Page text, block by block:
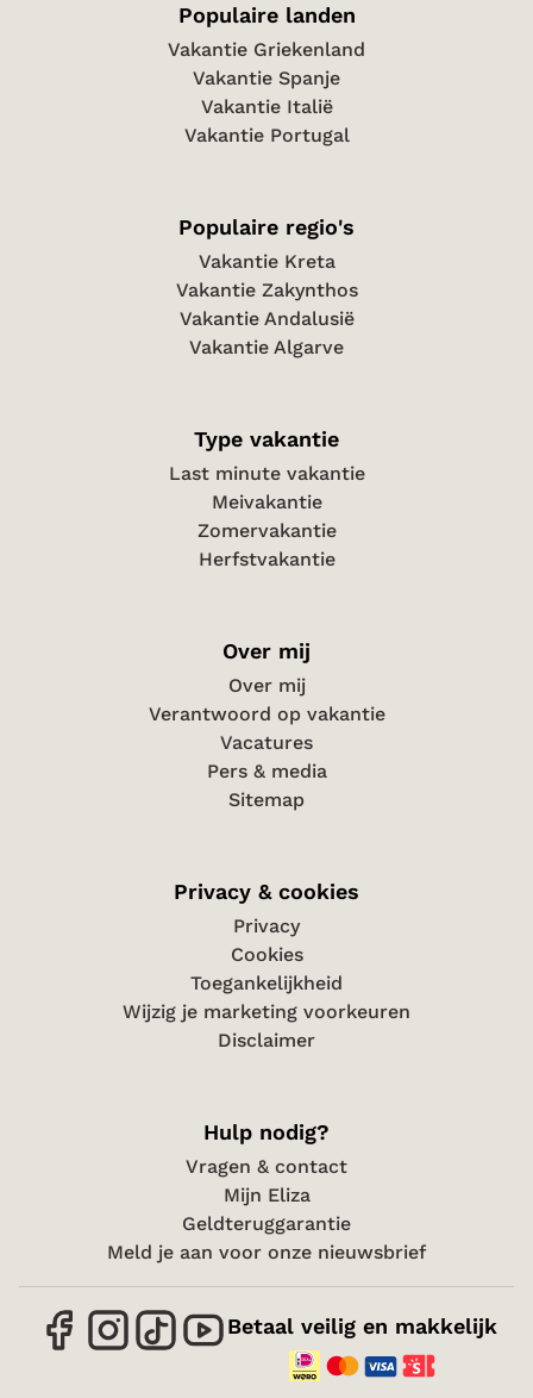
Populaire landen
Vakantie Griekenland
Vakantie Spanje
Vakantie Italië
Vakantie Portugal
Populaire regio's
Vakantie Kreta
Vakantie Zakynthos
Vakantie Andalusië
Vakantie Algarve
Type vakantie
Last minute vakantie
Meivakantie
Zomervakantie
Herfstvakantie
Over mij
Over mij
Verantwoord op vakantie
Vacatures
Pers & media
Sitemap
Privacy & cookies
Privacy
Cookies
Toegankelijkheid
Wijzig je marketing voorkeuren
Disclaimer
Hulp nodig?
Vragen & contact
Mijn Eliza
Geldteruggarantie
Meld je aan voor onze nieuwsbrief
Betaal veilig en makkelijk